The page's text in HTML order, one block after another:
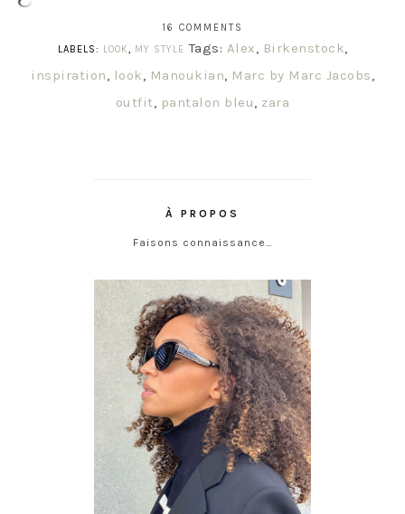
16 COMMENTS
LABELS:
LOOK, MY STYLE Tags: Alex, Birkenstock,
inspiration, look, Manoukian, Marc by Marc Jacobs,
outfit, pantalon bleu, zara
À PROPOS
Faisons connaissance…